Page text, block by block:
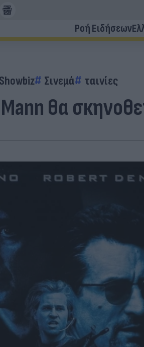
Ροή Ειδήσεων
Showbiz Σινεμά ταινίες
θα